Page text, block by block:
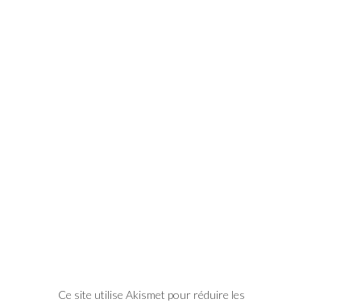
Ce site utilise Akismet pour réduire les